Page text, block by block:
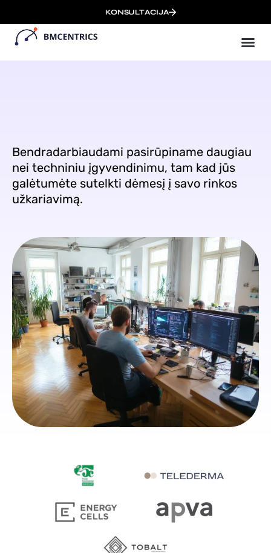
KONSULTACIJA
Bendradarbiaudami pasirūpiname daugiau
nei techniniu įgyvendinimu, tam kad jūs
galėtumėte sutelkti dėmesį į savo rinkos
užkariavimą.